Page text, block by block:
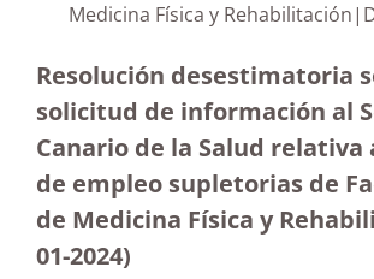
Medicina Física y
Resolución desestimatoria
solicitud de información al
Canario de la Salud relativa
de empleo supletorias de
de Medicina Física y
01-2024)